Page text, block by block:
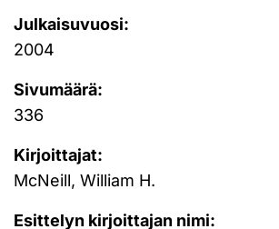
Julkaisuvuosi:
2004
Sivumäärä:
336
Kirjoittajat:
McNeill, William H.
Esittelyn kirjoittajan nimi: